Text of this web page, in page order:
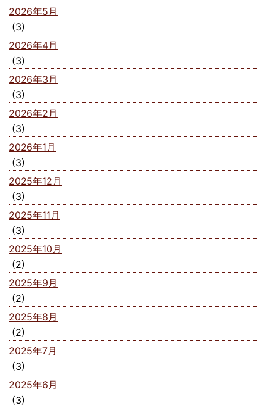
2026年5月
(3)
2026年4月
(3)
2026年3月
(3)
2026年2月
(3)
2026年1月
(3)
2025年12月
(3)
2025年11月
(3)
2025年10月
(2)
2025年9月
(2)
2025年8月
(2)
2025年7月
(3)
2025年6月
(3)